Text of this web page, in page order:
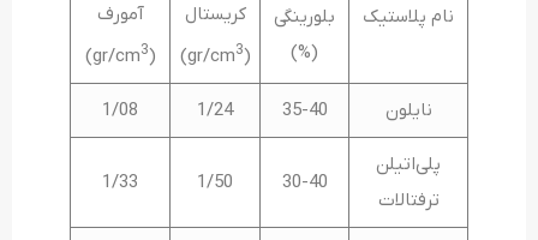
نام پلاستیک
بلورینگی
(%)
کریستال
(gr/cm
3
)
آمورف
(gr/cm
3
)
نایلون 35-40
1/24
1/08
پلی‌اتیلن
ترفتالات
30-40
1/50
1/33